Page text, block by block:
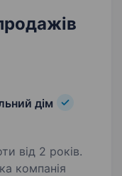
дім
від 2 років.